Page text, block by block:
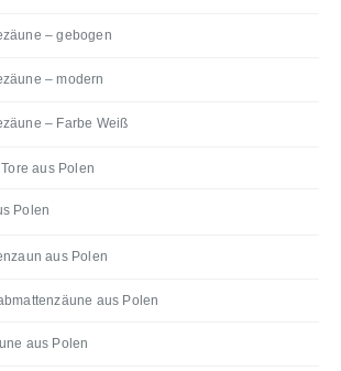
– gebogen
– modern
– Farbe Weiß
aus Polen
Polen
aus Polen
aus Polen
aus Polen